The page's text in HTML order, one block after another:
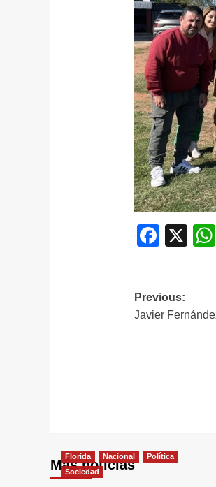
X
de
Previous:
Javier
Más noticias
Florida Nacional
Política
Sociedad